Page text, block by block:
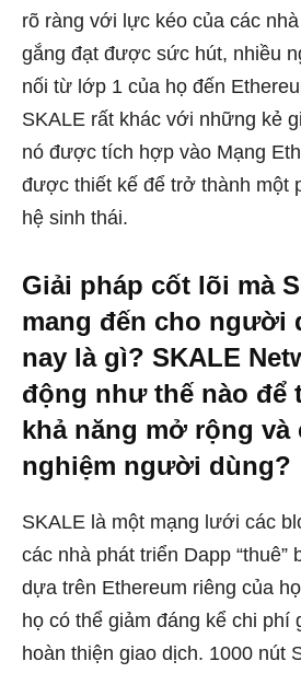
rõ ràng với lực kéo của các
gắng đạt được sức hút, nhiều
nối từ lớp 1 của họ đến
SKALE rất khác với những kẻ
nó được tích hợp vào Mạng
được thiết kế để trở thành một
hệ sinh thái.
Giải pháp cốt lõi mà
mang đến cho người
nay là gì? SKALE
động như thế nào để
khả năng mở rộng và
nghiệm người dùng?
SKALE là một mạng lưới các
các nhà phát triển Dapp “thuê”
dựa trên Ethereum riêng của
họ có thể giảm đáng kể chi phí
hoàn thiện giao dịch. 1000 nút